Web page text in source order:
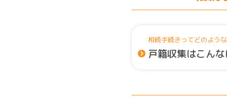
相続手続きってどのよう
戸籍収集はこん